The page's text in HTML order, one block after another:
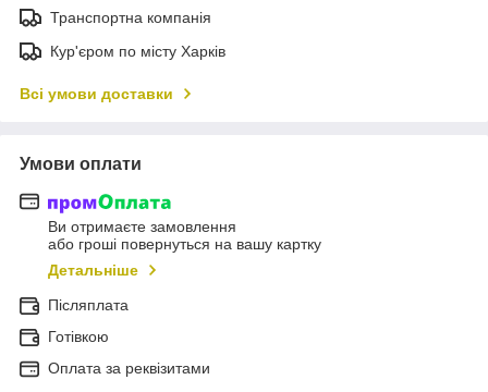
Транспортна компанія
Кур'єром по місту Харків
Всі умови доставки
Умови оплати
Ви отримаєте замовлення
або гроші повернуться на вашу картку
Детальніше
Післяплата
Готівкою
Оплата за реквізитами